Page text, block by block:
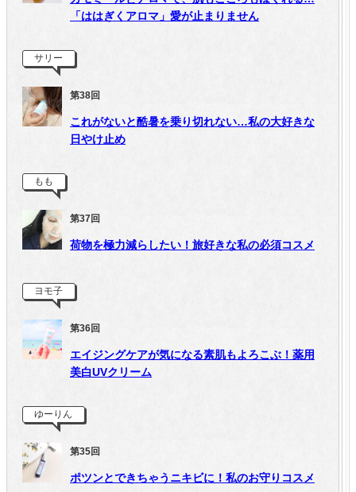
「ははぎくアロマ」愛が止まりません
サリー
第38回
これがないと酷暑を乗り切れない…私の大好きな
日やけ止め
もも
第37回
荷物を極力減らしたい！旅好きな私の必須コスメ
ヨモ子
第36回
エイジングケアが気になる素肌もよろこぶ！薬用
美白UVクリーム
ゆーりん
第35回
ポツンとできちゃうニキビに！私のお守りコスメ